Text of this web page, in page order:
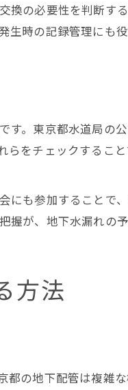
失を未然に防ぐ心構
の必要性を判断す
時の記録管理にも
。東京都水道局の
をチェックするこ
も参加することで
が、地下水漏れの予
方法
の地下配管は複雑